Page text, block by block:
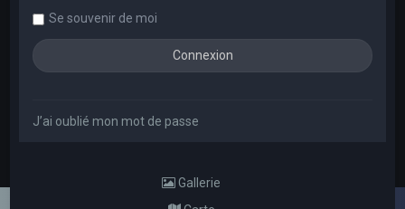
Se souvenir de moi
J’ai oublié mon mot de passe
Gallerie